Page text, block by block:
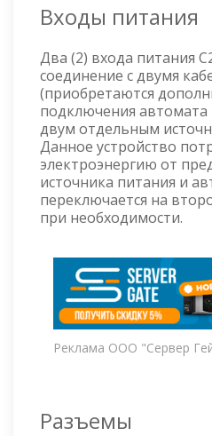
Входы питания
Два (2) входа питания
соединение с двумя
(приобретаются
подключения автомата
двум отдельным
Данное устройство
электроэнергию от
источника питания и
переключается на
при необходимости.
Реклама ООО "Сервер
Разъемы